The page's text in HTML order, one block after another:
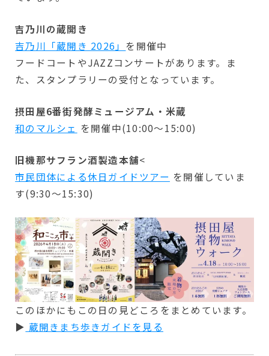
吉乃川の蔵開き
吉乃川「蔵開き 2026」 を開催中
フードコートやJAZZコンサートがあります。ま
た、スタンプラリーの受付となっています。
摂田屋6番街発酵ミュージアム・米蔵
和のマルシェ を開催中(10:00〜15:00)
旧機那サフラン酒製造本舗<
市民団体による休日ガイドツアー を開催していま
す(9:30〜15:30)
このほかにもこの日の見どころをまとめています。
▶ 蔵開きまち歩きガイドを見る